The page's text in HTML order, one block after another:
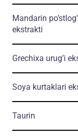
Mandarin
ekstrakti
Grechixa urug’i
Soya kurtaklari
Taurin